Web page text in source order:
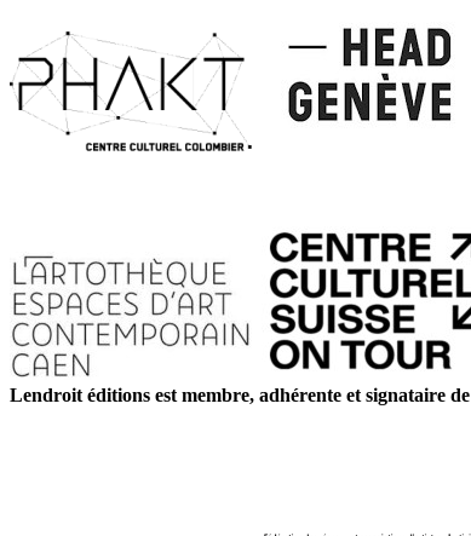
Lendroit éditions est membre, adhérente et signataire de